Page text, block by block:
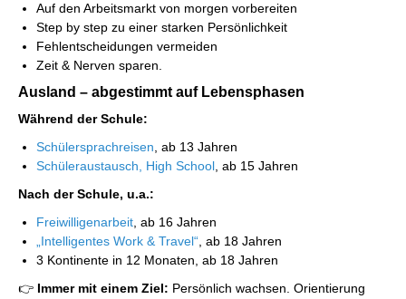
Auf den Arbeitsmarkt von morgen vorbereiten
Step by step zu einer starken Persönlichkeit
Fehlentscheidungen vermeiden
Zeit & Nerven sparen.
Ausland – abgestimmt auf Lebensphasen
Während der Schule:
Schülersprachreisen , ab 13 Jahren
Schüleraustausch, High School , ab 15 Jahren
Nach der Schule, u.a.:
Freiwilligenarbeit , ab 16 Jahren
„Intelligentes Work & Travel“ , ab 18 Jahren
3 Kontinente in 12 Monaten, ab 18 Jahren
👉 Immer mit einem Ziel: Persönlich wachsen. Orientierung